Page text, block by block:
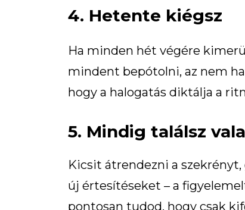
4. Hetente kiégsz
Ha minden hét végére
mindent bepótolni, az nem
hogy a halogatás diktálja a
5. Mindig találsz
Kicsit átrendezni a
új értesítéseket – a
pontosan tudod, hogy csak